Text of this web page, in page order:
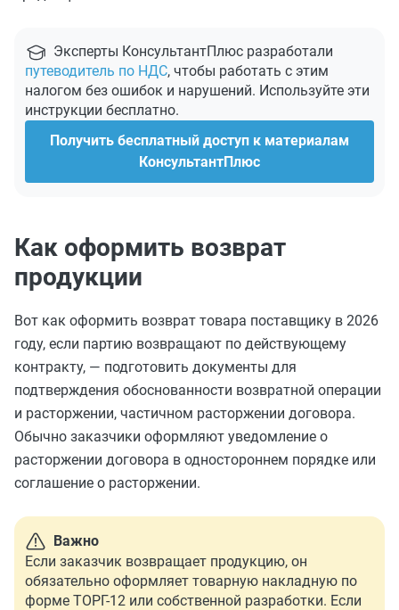
Эксперты КонсультантПлюс разработали
путеводитель по НДС, чтобы работать с этим
налогом без ошибок и нарушений. Используйте эти
инструкции бесплатно.
Получить бесплатный доступ к материалам
КонсультантПлюс
Как оформить возврат
продукции
Вот как оформить возврат товара поставщику в 2026
году, если партию возвращают по действующему
контракту, — подготовить документы для
подтверждения обоснованности возвратной операции
и расторжении, частичном расторжении договора.
Обычно заказчики оформляют уведомление о
расторжении договора в одностороннем порядке или
соглашение о расторжении.
Важно
Если заказчик возвращает продукцию, он
обязательно оформляет товарную накладную по
форме ТОРГ-12 или собственной разработки. Если